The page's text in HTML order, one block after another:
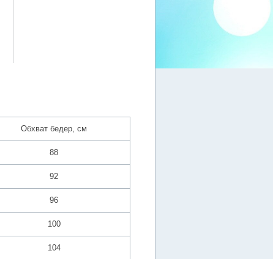
Обхват бедер, см
88
92
96
100
104